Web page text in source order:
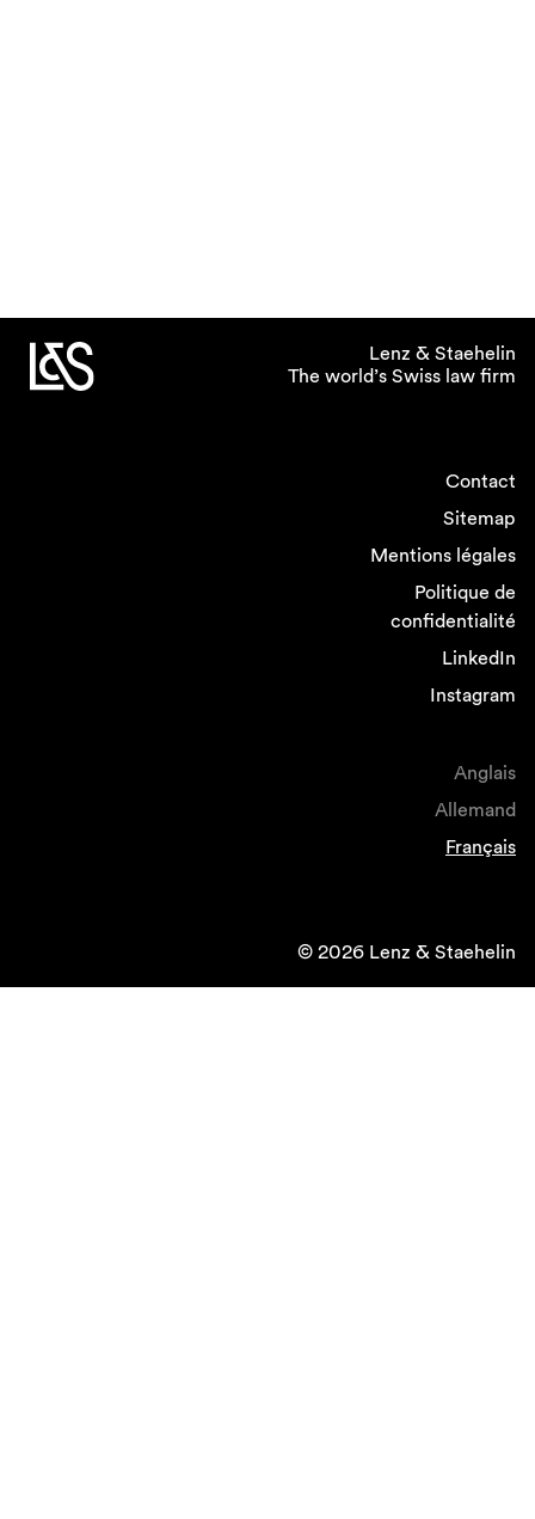
Lenz & Staehelin
The world’s Swiss law firm
Contact
Sitemap
Mentions légales
Politique de
confidentialité
LinkedIn
Instagram
Anglais
Allemand
Français
© 2026 Lenz & Staehelin